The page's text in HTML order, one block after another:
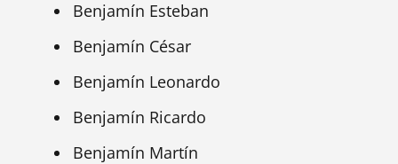
Benjamín Esteban
Benjamín César
Benjamín Leonardo
Benjamín Ricardo
Benjamín Martín